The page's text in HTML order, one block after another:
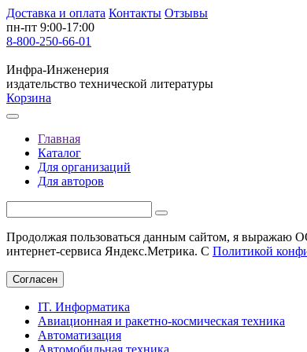
Доставка и оплата Контакты Отзывы
пн-пт 9:00-17:00
8-800-250-66-01
Инфра-Инженерия
издательство технической литературы
Корзина
Главная
Каталог
Для организаций
Для авторов
Продолжая пользоваться данным сайтом, я выражаю
интернет-сервиса Яндекс.Метрика. С Политикой
Согласен
IT. Информатика
Авиационная и ракетно-космическая техника
Автоматизация
Автомобильная техника